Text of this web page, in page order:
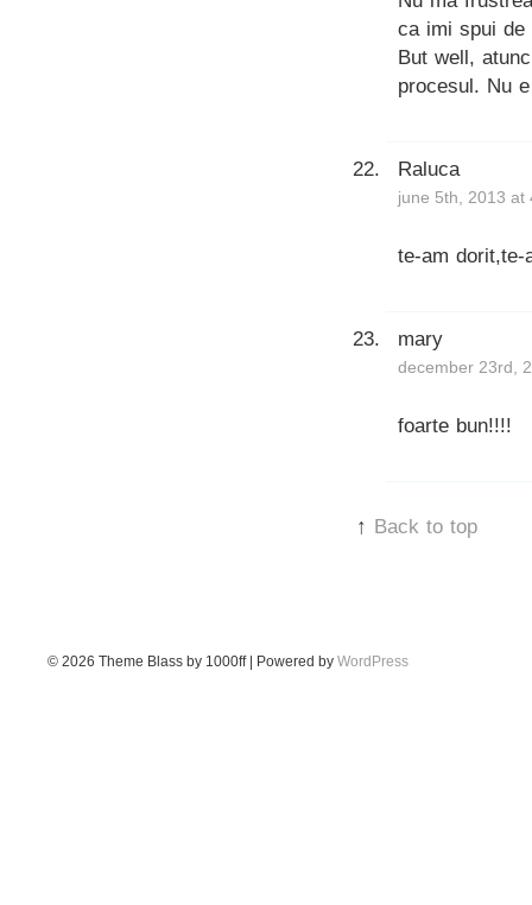
ca imi spui
But well,
procesul. Nu
Raluca
june 5th, 2013 at
te-am dorit,te-
mary
december 23rd,
foarte bun!!!!
↑ Back to top
© 2026 Theme Blass by 1000ff | Powered by WordPress